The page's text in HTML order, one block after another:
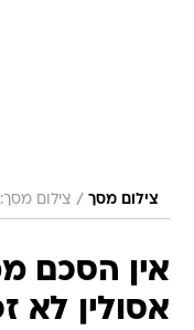
צילום מסך / צילום
אין הסכם
אסולין לא